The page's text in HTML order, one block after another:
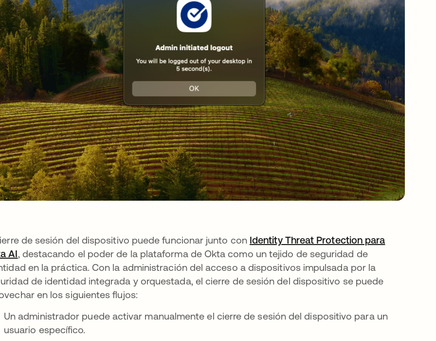
de sesión del dispositivo puede funcionar junto con Identity Threat Protection para
AI, destacando el poder de la plataforma de Okta como un tejido de seguridad de
en la práctica. Con la administración del acceso a dispositivos impulsada por la
de identidad integrada y orquestada, el cierre de sesión del dispositivo se puede
en los siguientes flujos:
Un administrador puede activar manualmente el cierre de sesión del dispositivo para un
usuario específico.